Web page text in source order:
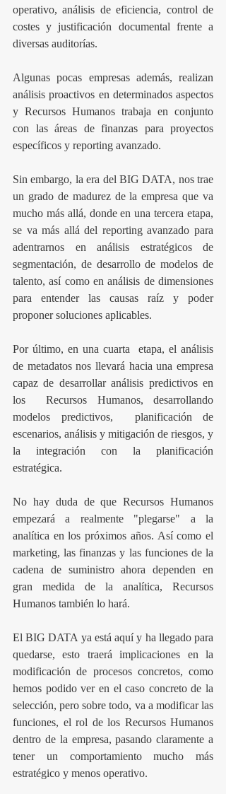
operativo, análisis de eficiencia, control de
costes y justificación documental frente a
diversas auditorías.
Algunas pocas empresas además, realizan
análisis proactivos en determinados aspectos
y Recursos Humanos trabaja en conjunto
con las áreas de finanzas para proyectos
específicos y reporting avanzado.
Sin embargo, la era del BIG DATA, nos trae
un grado de madurez de la empresa que va
mucho más allá, donde en una tercera etapa,
se va más allá del reporting avanzado para
adentrarnos en análisis estratégicos de
segmentación, de desarrollo de modelos de
talento, así como en análisis de dimensiones
para entender las causas raíz y poder
proponer soluciones aplicables.
Por último, en una cuarta  etapa, el análisis
de metadatos nos llevará hacia una empresa
capaz de desarrollar análisis predictivos en
los  Recursos Humanos, desarrollando
modelos predictivos,  planificación de
escenarios, análisis y mitigación de riesgos, y
la integración con la planificación
estratégica.
No hay duda de que Recursos Humanos
empezará a realmente "plegarse" a la
analítica en los próximos años. Así como el
marketing, las finanzas y las funciones de la
cadena de suministro ahora dependen en
gran medida de la analítica, Recursos
Humanos también lo hará.
El BIG DATA ya está aquí y ha llegado para
quedarse, esto traerá implicaciones en la
modificación de procesos concretos, como
hemos podido ver en el caso concreto de la
selección, pero sobre todo, va a modificar las
funciones, el rol de los Recursos Humanos
dentro de la empresa, pasando claramente a
tener un comportamiento mucho más
estratégico y menos operativo.